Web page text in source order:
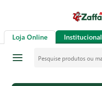
Loja Online Institucional